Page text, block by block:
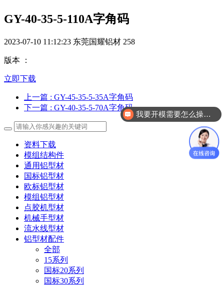
GY-40-35-5-110A字角码
2023-07-10 11:12:23 东莞国耀铝材 258
版本 ：
立即下载
上一篇 : GY-45-35-5-35A字角码
下一篇 : GY-40-35-5-70A字角码
资料下载
模组结构件
通用铝型材
国标铝型材
欧标铝型材
模组铝型材
点胶机型材
机械手型材
流水线型材
铝型材配件
全部
15系列
国标20系列
国标30系列
我要开模需要怎么操作？